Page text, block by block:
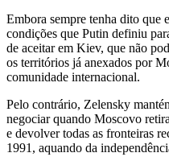
Embora sempre tenha dito que
condições que Putin definiu
de aceitar em Kiev, que não
os territórios já anexados por
comunidade internacional.
Pelo contrário, Zelensky
negociar quando Moscovo
e devolver todas as fronteiras
1991, aquando da